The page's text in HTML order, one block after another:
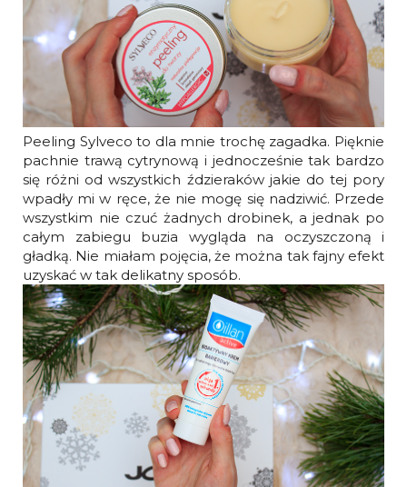
Peeling Sylveco to dla mnie trochę zagadka. Pięknie
pachnie trawą cytrynową i jednocześnie tak bardzo
się różni od wszystkich ździeraków jakie do tej pory
wpadły mi w ręce, że nie mogę się nadziwić. Przede
wszystkim nie czuć żadnych drobinek, a jednak po
całym zabiegu buzia wygląda na oczyszczoną i
gładką. Nie miałam pojęcia, że można tak fajny efekt
uzyskać w tak delikatny sposób.